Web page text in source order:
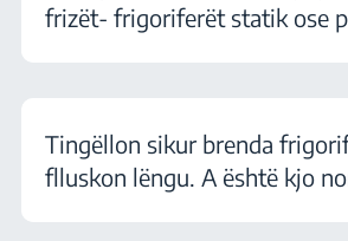
frizët- frigoriferët statik ose
Tingëllon sikur brenda
flluskon lëngu. A është kjo